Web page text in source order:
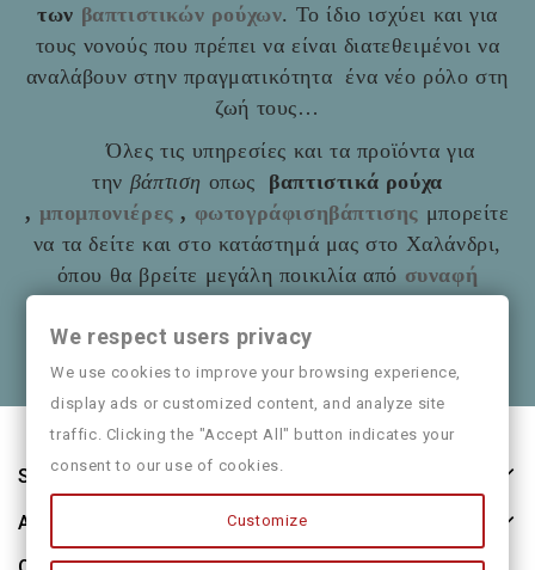
των βαπτιστικών ρούχων. Το ίδιο ισχύει και για
τους νονούς που πρέπει να είναι διατεθειμένοι να
αναλάβουν στην πραγματικότητα ένα νέο ρόλο στη
ζωή τους…
Όλες τις υπηρεσίες και τα προϊόντα για
την βάπτιση οπως
βαπτιστικά ρούχα
, μπομπονιέρες , φωτογράφισηβάπτισης μπορείτε
να τα δείτε και στο κατάστημά μας στο Χαλάνδρι,
όπου θα βρείτε μεγάλη ποικιλία από συναφή
Θα χαρούμε να τα πούμε και από κοντά
Store Information
About Us
We respect users privacy
We use cookies to improve your browsing experience,
display ads or customized content, and analyze site
traffic. Clicking the "Accept All" button indicates your
consent to our use of cookies.
Customize